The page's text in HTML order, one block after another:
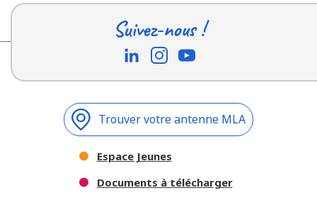
Suivez-nous !
Trouver votre antenne MLA
Espace Jeunes
Documents à télécharger